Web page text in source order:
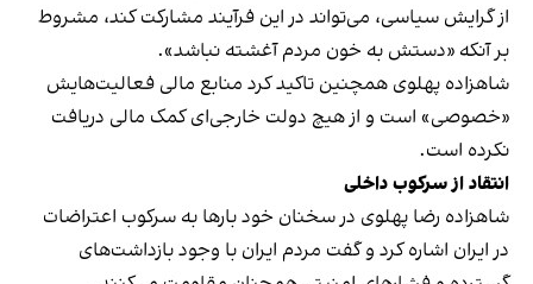
از گرایش سیاسی، می‌تواند در این فرآیند مشارکت کند، مشروط
بر آنکه «دستش به خون مردم آغشته نباشد».
شاهزاده پهلوی همچنین تاکید کرد منابع مالی فعالیت‌هایش
«خصوصی» است و از هیچ دولت خارجی‌ای کمک مالی دریافت
نکرده است.
انتقاد از سرکوب داخلی
شاهزاده رضا پهلوی در سخنان خود بارها به سرکوب اعتراضات
در ایران اشاره کرد و گفت مردم ایران با وجود بازداشت‌های